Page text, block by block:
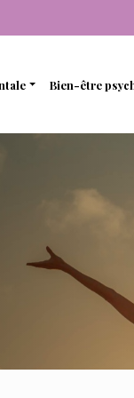
Bien-être
Estime de